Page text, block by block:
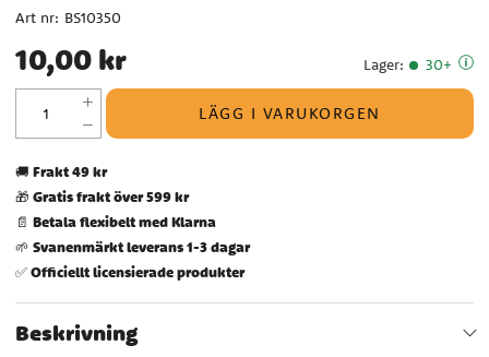
Art nr: BS10350
Pris: 10,00 kr
10,00 kr Lager: 30+
LÄGG I VARUKORGEN
🚚 Frakt 49 kr
🎁 Gratis frakt över 599 kr
📄 Betala flexibelt med Klarna
🌱 Svanenmärkt leverans 1-3 dagar
✅Officiellt licensierade produkter
Beskrivning